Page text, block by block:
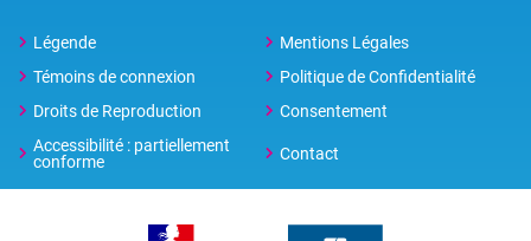
Légende
Mentions Légales
Témoins de connexion
Politique de Confidentialité
Droits de Reproduction
Consentement
Accessibilité : partiellement
conforme
Contact